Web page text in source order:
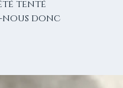
tenté
nous donc